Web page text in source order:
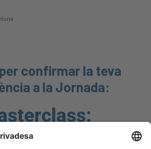
confirmar la teva
a la Jornada:​
Sostenible,